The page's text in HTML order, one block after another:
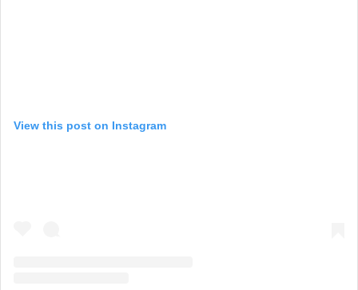
View this post on Instagram